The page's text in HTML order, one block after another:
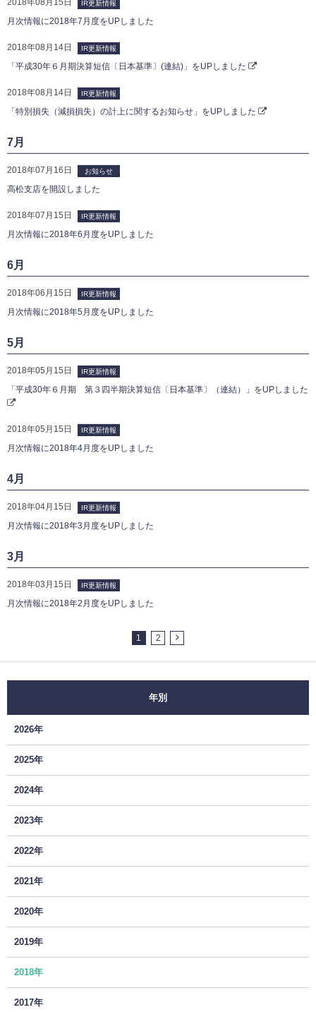
2018年08月15日 IR更新情報
月次情報に2018年7月度をUPしました
2018年08月14日 IR更新情報
「平成30年６月期決算短信〔日本基準〕(連結)」をUPしました
2018年08月14日 IR更新情報
「特別損失（減損損失）の計上に関するお知らせ」をUPしました
7月
2018年07月16日 お知らせ
高松支店を開設しました
2018年07月15日 IR更新情報
月次情報に2018年6月度をUPしました
6月
2018年06月15日 IR更新情報
月次情報に2018年5月度をUPしました
5月
2018年05月15日 IR更新情報
「平成30年６月期 第３四半期決算短信〔日本基準〕（連結）」をUPしました
2018年05月15日 IR更新情報
月次情報に2018年4月度をUPしました
4月
2018年04月15日 IR更新情報
月次情報に2018年3月度をUPしました
3月
2018年03月15日 IR更新情報
月次情報に2018年2月度をUPしました
1 2
年別
2026年
2025年
2024年
2023年
2022年
2021年
2020年
2019年
2018年
2017年